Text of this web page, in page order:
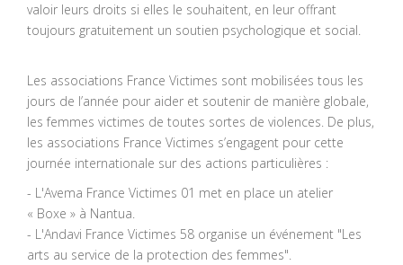
valoir leurs droits si elles le souhaitent, en leur offrant
toujours gratuitement un soutien psychologique et social.
Les associations France Victimes sont mobilisées tous les
jours de l’année pour aider et soutenir de manière globale,
les femmes victimes de toutes sortes de violences. De plus,
les associations France Victimes s’engagent pour cette
journée internationale sur des actions particulières :
- L'Avema France Victimes 01 met en place un atelier
« Boxe » à Nantua.
- L'Andavi France Victimes 58 organise un événement "Les
arts au service de la protection des femmes".